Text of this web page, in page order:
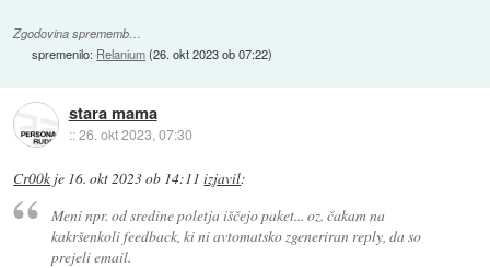
Zgodovina sprememb…
spremenilo: Relanium(26. okt 2023 ob 07:22)
stara mama
::26. okt 2023, 07:30
Cr00k je 16. okt 2023 ob 14:11 izjavil:
Meni npr. od sredine poletja iščejo paket... oz. čakam na
kakršenkoli feedback, ki ni avtomatsko zgeneriran reply, da so
prejeli email.